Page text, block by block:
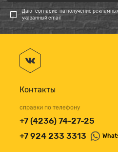
Даю согласие на получение
указанный email
Контакты
справки по телефону
+7 (4236) 74-27-25
+7 924 233 3313